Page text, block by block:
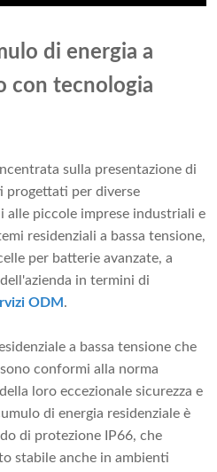
di energia a
con tecnologia
sulla presentazione di
progettati per diverse
alle piccole imprese industriali e
residenziali a bassa tensione,
per batterie avanzate, a
in termini di
ODM .
a bassa tensione che
conformi alla norma
loro eccezionale sicurezza e
di energia residenziale è
di protezione IP66, che
stabile anche in ambienti